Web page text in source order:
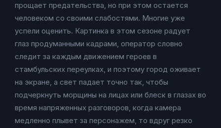
прощает предательства, но при этом остается
человеком со своими слабостями. Многие уже
успели оценить. Картинка в этом сезоне радует
глаз продуманными кадрами, оператор словно
следит за каждым движением героев в
стамбульских переулках, и поэтому город оживает
на экране, а свет падает точно так, чтобы
подчеркнуть морщины на лицах или блеск в глазах во
время напряженных разговоров, когда камера
медленно плывет за персонажем, то вдруг резко